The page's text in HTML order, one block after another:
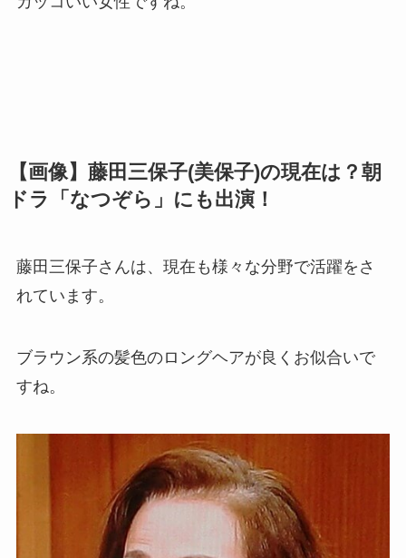
【画像】藤田三保子(美保子)の現在は？朝
ドラ「なつぞら」にも出演！
藤田三保子さんは、現在も様々な分野で活躍をさ
れています。
ブラウン系の髪色のロングヘアが良くお似合いで
すね。